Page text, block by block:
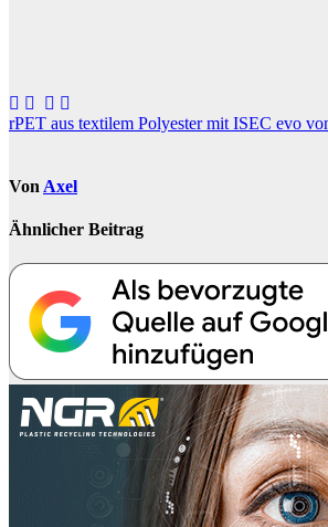
Beitragsnavigation
rPET aus textilem Polyester mit ISEC evo
Von Axel
Ähnlicher Beitrag